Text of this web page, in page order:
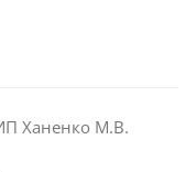
Ханенко М.В.